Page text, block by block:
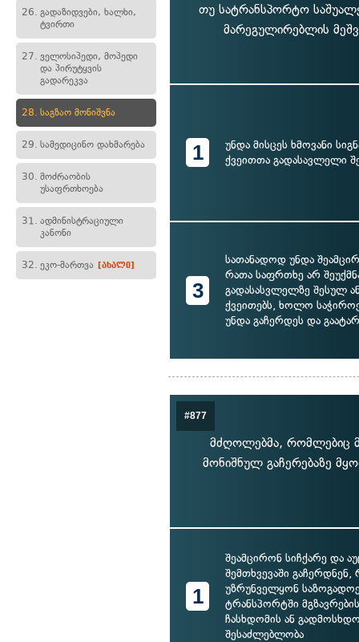
26. გადაზიდვები, ხალხი,
ტვირთი
27. ველოსიპედი, მოპედი
და პირუტყვის
გადარეკვა
28. საგზაო მონიშვნა
29. სამედიცინო დახმარება
30. მოძრაობის
უსაფრთხოება
31. ადმინისტრაციული
კანონი
32. ეკო-მართვა [ახალი]
თუ სატრანსპორტო
მარეგულირებლის
1
უნდა მისცეს ხმოვანი
ქვეითთა გადასავლელი
3
სათანადოდ უნდა
რათა საფრთხე არ
გადასასვლელზე შესულ
ქვეითებს, ხოლო
უნდა გაჩერდეს და
#877
მძღოლებმა, რომლებიც
მონიშნულ გაჩერებაზე
1
შეამცირონ სიჩქარე და
შემთხვევაში გაჩერდნენ,
უზრუნველყონ
ტრანსპორტში
ჩასხდომის ან
შესაძლებლობა